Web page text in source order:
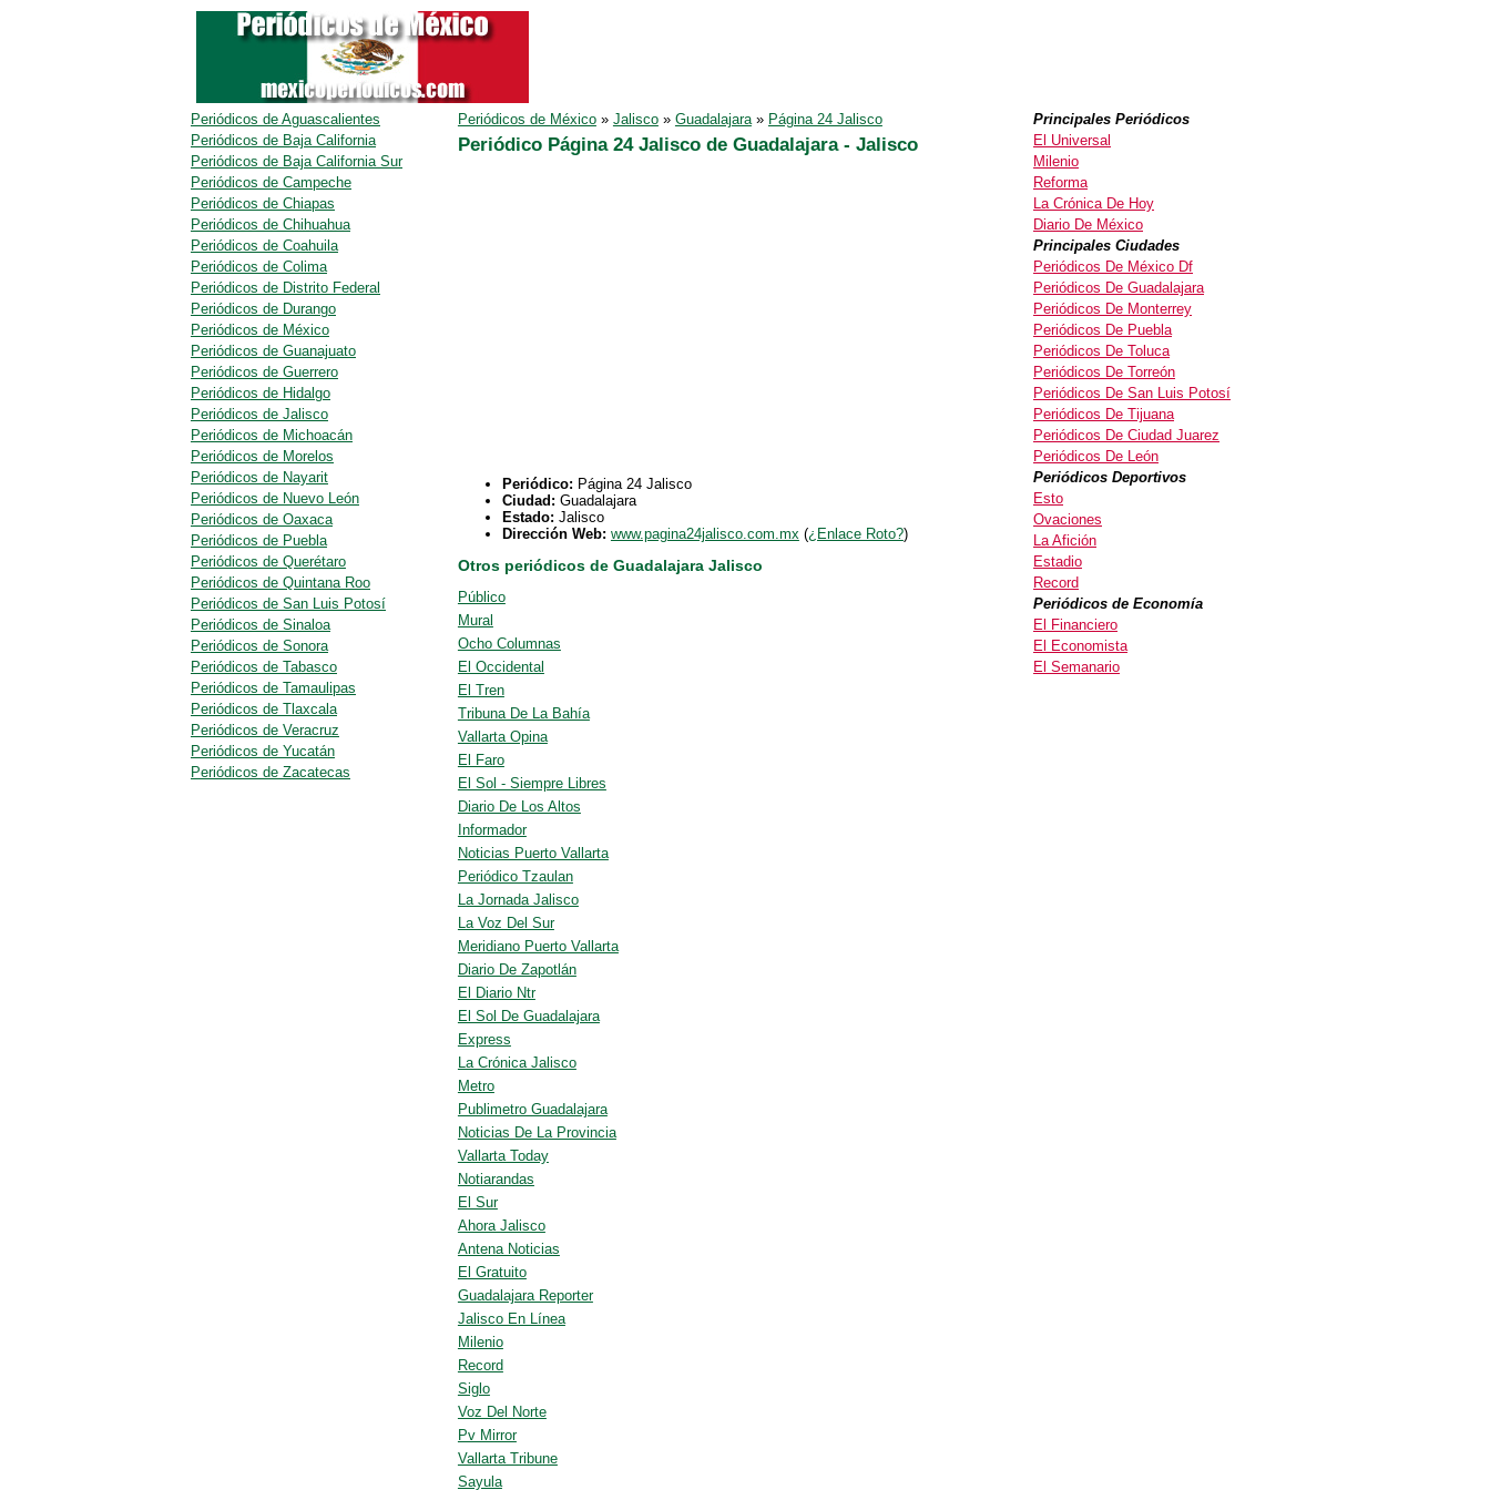
Periódicos de México» Jalisco» Guadalajara» Página 24 Jalisco
Periódico Página 24 Jalisco de Guadalajara - Jalisco
Periódico: Página 24 Jalisco
Ciudad: Guadalajara
Estado: Jalisco
Dirección Web: www.pagina24jalisco.com.mx(¿Enlace Roto?)
Otros periódicos de Guadalajara Jalisco
Público
Mural
Ocho Columnas
El Occidental
El Tren
Tribuna De La Bahía
Vallarta Opina
El Faro
El Sol - Siempre Libres
Diario De Los Altos
Informador
Noticias Puerto Vallarta
Periódico Tzaulan
La Jornada Jalisco
La Voz Del Sur
Meridiano Puerto Vallarta
Diario De Zapotlán
El Diario Ntr
El Sol De Guadalajara
Express
La Crónica Jalisco
Metro
Publimetro Guadalajara
Noticias De La Provincia
Vallarta Today
Notiarandas
El Sur
Ahora Jalisco
Antena Noticias
El Gratuito
Guadalajara Reporter
Jalisco En Línea
Milenio
Record
Siglo
Voz Del Norte
Pv Mirror
Vallarta Tribune
Sayula
Periódicos de Aguascalientes
Periódicos de Baja California
Periódicos de Baja California Sur
Periódicos de Campeche
Periódicos de Chiapas
Periódicos de Chihuahua
Periódicos de Coahuila
Periódicos de Colima
Periódicos de Distrito Federal
Periódicos de Durango
Periódicos de México
Periódicos de Guanajuato
Periódicos de Guerrero
Periódicos de Hidalgo
Periódicos de Jalisco
Periódicos de Michoacán
Periódicos de Morelos
Periódicos de Nayarit
Periódicos de Nuevo León
Periódicos de Oaxaca
Periódicos de Puebla
Periódicos de Querétaro
Periódicos de Quintana Roo
Periódicos de San Luis Potosí
Periódicos de Sinaloa
Periódicos de Sonora
Periódicos de Tabasco
Periódicos de Tamaulipas
Periódicos de Tlaxcala
Periódicos de Veracruz
Periódicos de Yucatán
Periódicos de Zacatecas
Principales Periódicos
El Universal
Milenio
Reforma
La Crónica De Hoy
Diario De México
Principales Ciudades
Periódicos De México Df
Periódicos De Guadalajara
Periódicos De Monterrey
Periódicos De Puebla
Periódicos De Toluca
Periódicos De Torreón
Periódicos De San Luis Potosí
Periódicos De Tijuana
Periódicos De Ciudad Juarez
Periódicos De León
Periódicos Deportivos
Esto
Ovaciones
La Afición
Estadio
Record
Periódicos de Economía
El Financiero
El Economista
El Semanario